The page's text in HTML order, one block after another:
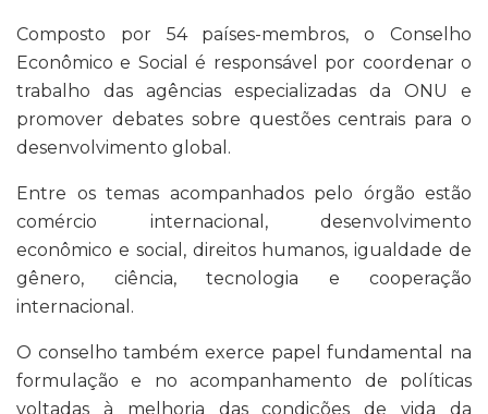
Composto por 54 países-membros, o Conselho
Econômico e Social é responsável por coordenar o
trabalho das agências especializadas da ONU e
promover debates sobre questões centrais para o
desenvolvimento global.
Entre os temas acompanhados pelo órgão estão
comércio internacional, desenvolvimento
econômico e social, direitos humanos, igualdade de
gênero, ciência, tecnologia e cooperação
internacional.
O conselho também exerce papel fundamental na
formulação e no acompanhamento de políticas
voltadas à melhoria das condições de vida da